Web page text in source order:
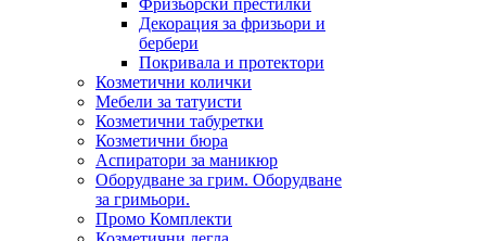
Фризьорски престилки
Декорация за фризьори и
бербери
Покривала и протектори
Козметични колички
Мебели за татуисти
Козметични табуретки
Козметични бюра
Аспиратори за маникюр
Оборудване за грим. Оборудване
за гримьори.
Промо Комплекти